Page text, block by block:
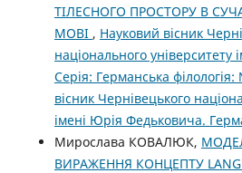
ТІЛЕСНОГО ПРОСТОРУ В
МОВІ , Науковий вісник
національного
Серія: Германська
вісник Чернівецького
імені Юрія Федьковича.
Мирослава КОВАЛЮК,
ВИРАЖЕННЯ КОНЦЕПТУ